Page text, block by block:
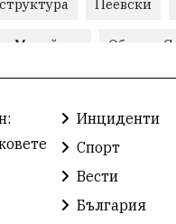
Пеевски
ЛекаАтлетика МЕЧ
БългарскоЗемеделие
София
Инциденти
Спорт
Вести
България